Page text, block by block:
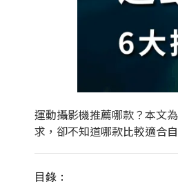
運動攝影機推薦哪款？本文
求，卻不知道哪款比較適合
目錄：